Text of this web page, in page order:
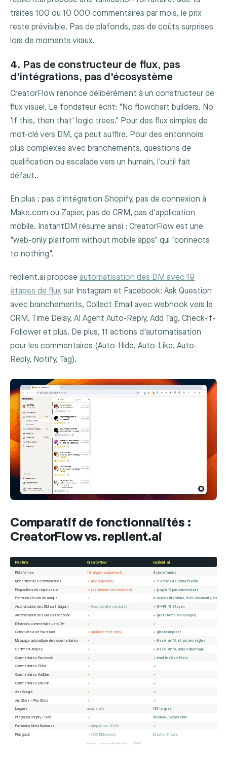
traites 100 ou 10 000 commentaires par mois, le prix
reste prévisible. Pas de plafonds, pas de coûts surprises
lors de moments viraux.
4. Pas de constructeur de flux, pas
d'intégrations, pas d'écosystème
CreatorFlow renonce délibérément à un constructeur de
flux visuel. Le fondateur écrit: "No flowchart builders. No
'if this, then that' logic trees." Pour des flux simples de
mot-clé vers DM, ça peut suffire. Pour des entonnoirs
plus complexes avec branchements, questions de
qualification ou escalade vers un humain, l'outil fait
défaut..
En plus : pas d'intégration Shopify, pas de connexion à
Make.com ou Zapier, pas de CRM, pas d'application
mobile. InstantDM résume ainsi : CreatorFlow est une
"web-only platform without mobile apps" qui "connects
to nothing".
replient.ai propose automatisation des DM avec 19
étapes de flux sur Instagram et Facebook: Ask Question
avec branchements, Collect Email avec webhook vers le
CRM, Time Delay, AI Agent Auto-Reply, Add Tag, Check-if-
Follower et plus. De plus, 11 actions d'automatisation
pour les commentaires (Auto-Hide, Auto-Like, Auto-
Reply, Notify, Tag).
Comparatif de fonctionnalités :
CreatorFlow vs. replient.ai
Feature CreatorFlow replient.ai
Plateformes 1 (Instagram uniquement) 8 plateformes
Modération des commentaires ✗ (non disponible) ✓ 11 actions d'automatisation
Propositions de réponses IA ✗ (seulement des modèles) ✓ jusqu'à 15 par commentaire
Formation à la voix de marque ✗ 4 sources (Historique, Web, Documents, Manuel)
Automatisation des DM sur Instagram ✓ (fonctionnalité principale) ✓ IG + FB, 19 étapes
Automatisation des DM sur Facebook ✗ ✓ (plateforme Messenger)
Entonnoirs commentaire vers DM ✓ ✓
Constructeur de flux visuel ✗ (délibérément omis) ✓ glisser-déposer
Masquage automatique des commentaires ✗ ✓ Basé sur l'IA et sur des règles
Sentiment-Analyse ✗ ✓ Basé sur l'IA, auto-étiquetage
Commentaires Facebook ✗ ✓ inclut les Dark Posts
Commentaires TikTok ✗ ✓
Commentaires YouTube ✗ ✓
Commentaires LinkedIn ✗ ✓
Avis Google ✗ ✓
App Store / Play Store ✗ ✓
Langues aucune info 183 langues
Intégration Shopify / CRM ✗ Webhook / export CRM
Partenaire Meta Business ✓ (depuis nov. 2025) ✓
Plan gratuit ✓ (500 DMs/mois) Essai de 14 jours
Source : pages produit officielles, mai 2026